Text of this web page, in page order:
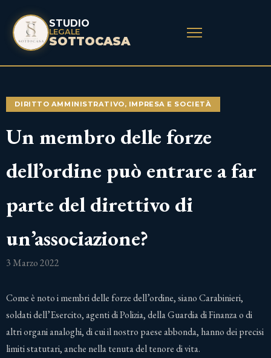
STUDIO
LEGALE
SOTTOCASA
DIRITTO AMMINISTRATIVO, IMPRESA E SOCIETÀ
Un membro delle forze
dell’ordine può entrare a far
parte del direttivo di
un’associazione?
3 Marzo 2022
Come è noto i membri delle forze dell’ordine, siano Carabinieri,
soldati dell’Esercito, agenti di Polizia, della Guardia di Finanza o di
altri organi analoghi, di cui il nostro paese abbonda, hanno dei precisi
limiti statutari, anche nella tenuta del tenore di vita.